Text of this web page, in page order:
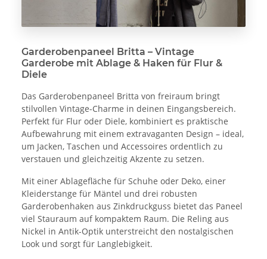
Garderobenpaneel Britta – Vintage
Garderobe mit Ablage & Haken für Flur &
Diele
Das Garderobenpaneel Britta von freiraum bringt
stilvollen Vintage-Charme in deinen Eingangsbereich.
Perfekt für Flur oder Diele, kombiniert es praktische
Aufbewahrung mit einem extravaganten Design – ideal,
um Jacken, Taschen und Accessoires ordentlich zu
verstauen und gleichzeitig Akzente zu setzen.
Mit einer Ablagefläche für Schuhe oder Deko, einer
Kleiderstange für Mäntel und drei robusten
Garderobenhaken aus Zinkdruckguss bietet das Paneel
viel Stauraum auf kompaktem Raum. Die Reling aus
Nickel in Antik-Optik unterstreicht den nostalgischen
Look und sorgt für Langlebigkeit.